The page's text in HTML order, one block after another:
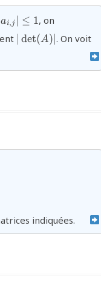
ai,j ∣ ≤ 1, on
{|\det(A)|}
∣ det(A)∣. On voit
indiquées.